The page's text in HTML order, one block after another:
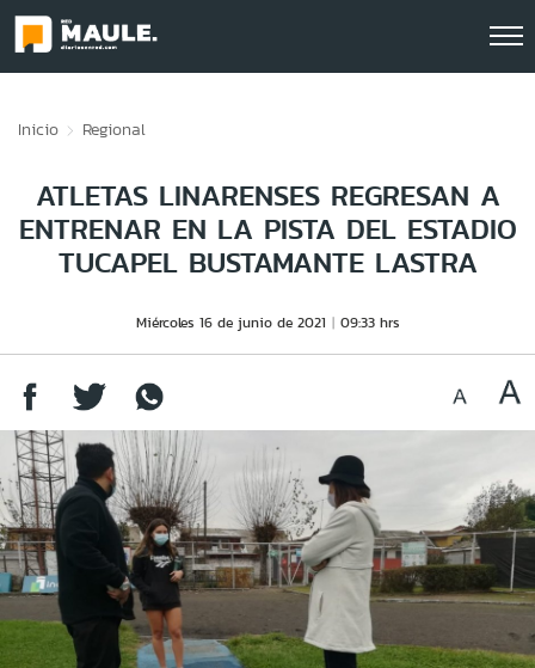
Inicio Regional
ATLETAS LINARENSES REGRESAN A
ENTRENAR EN LA PISTA DEL ESTADIO
TUCAPEL BUSTAMANTE LASTRA
Miércoles 16 de junio de 2021 09:33 hrs